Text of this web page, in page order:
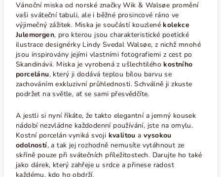
Vánoční miska od norské značky Wik & Walsøe promění
vaši sváteční tabuli, ale i běžné prosincové ráno ve
výjimečný zážitek. Miska je součástí kouzlené kolekce
Julemorgen, pro kterou jsou charakteristické poetické
ilustrace designérky Lindy Svedal Walsøe, z nichž mnohé
jsou inspirovány jejími vlastními fotografiemi z cest po
Skandinávii. Miska je vyrobená z ušlechtilého kostního
porcelánu, který ji dodává teplou bílou barvu se
zachováním exkluzivní průhlednosti. Schválně ji zkuste
podržet na světle, ať se sami přesvědčíte.
A jestli si nyní říkáte, že takto elegantní a jemný kousek
nádobí nezvládne každodenní používání, jste na omylu.
Kostní porcelán vyniká svoji kvalitou avysokou
odolností, a tak jej rozhodně nemusíte vytáhnout ze
skříně pouze při svátečních příležitostech. Darujte ho také
jako dárek, který zahřeje u srdce a přinese radost
každému, kdo ho obdrží.